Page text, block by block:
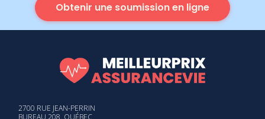
Obtenir une soumission en ligne
2700 RUE JEAN-PERRIN
BUREAU 208, QUÉBEC